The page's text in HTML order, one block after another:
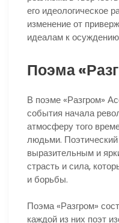
его идеологическое
изменение от
идеалам к осуждению
Поэма
В поэме «Разгром»
события начала
атмосферу того
людьми.
выразительным и
страсть и сила,
и борьбы.
Поэма «Разгром»
каждой из них поэт